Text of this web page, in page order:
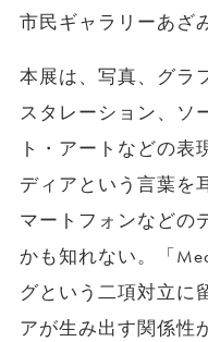
市民ギャラリーあざ
本展は、写真、グラ
スタレーション、ソ
ト・アートなどの表
ディアという言葉を
マートフォンなどの
かも知れない。「
グという二項対立に
アが生み出す関係性